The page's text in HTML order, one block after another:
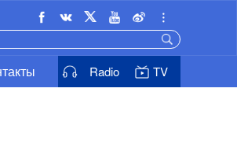
Radio TV